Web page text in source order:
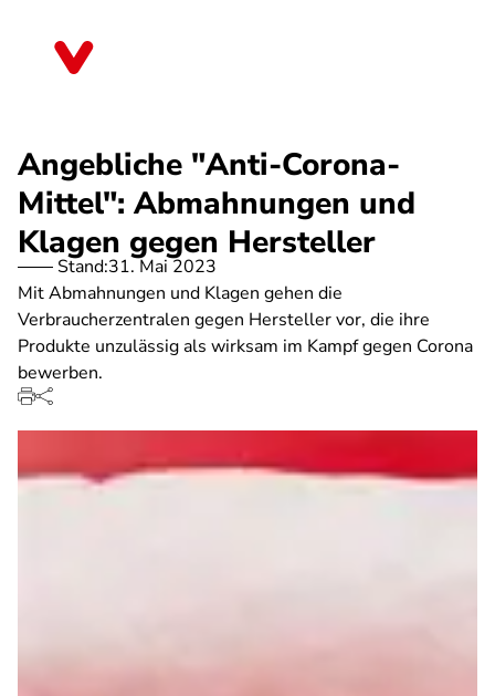
Angebliche "Anti-Corona-
Mittel": Abmahnungen und
Klagen gegen Hersteller
Stand:31. Mai 2023
Mit Abmahnungen und Klagen gehen die
Verbraucherzentralen gegen Hersteller vor, die ihre
Produkte unzulässig als wirksam im Kampf gegen Corona
bewerben.